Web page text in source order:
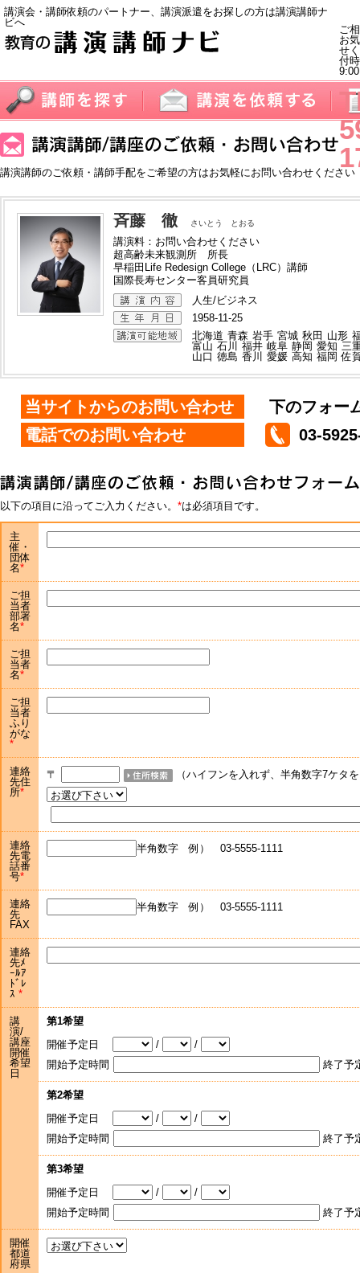
講演会・講師依頼のパートナー、講演派遣をお探しの方は講演講師ナ
ビへ
ご
お
せ
付
講演講師のご依頼・講師手配をご希望の方はお気軽にお問い合わせください
斉藤 徹 さいとう とおる
講演料：お問い合わせください
超高齢未来観測所 所長
早稲田Life Redesign College（LRC）講師
国際長寿センター客員研究員
人生/ビジネス
1958-11-25
北海道 青森 岩手 宮城 秋田 山形
富山 石川 福井 岐阜 静岡 愛知 三
山口 徳島 香川 愛媛 高知 福岡 佐
当サイトからのお問い合わせ
下のフォー
電話でのお問い合わせ
03-
以下の項目に沿ってご入力ください。 は必須項目です。
主
催・
団体
名
ご担
当者
部署
名
ご担
当者
名
ご担
当者
ふり
がな
連絡
先住
所
〒 （ハイフンを入れず、半角数字7ケタ
連絡
先電
話番
号
半角数字 例） 03-5555-1111
連絡
先
FAX
半角数字 例） 03-5555-1111
連絡
先ﾒ
ｰﾙｱ
ﾄﾞﾚ
ｽ
講
演/
講座
開催
希望
日
第1希望
開催予定日
/
/
開始予定時間
終了予
第2希望
開催予定日
/
/
開始予定時間
終了予
第3希望
開催予定日
/
/
開始予定時間
終了予
開催
都道
府県